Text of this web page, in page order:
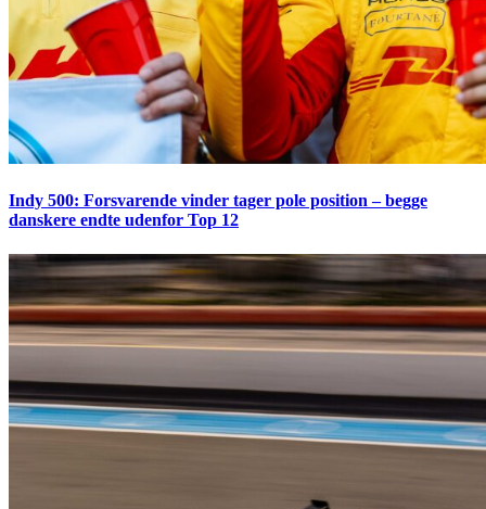
Indy 500: Forsvarende vinder tager pole position – begge
danskere endte udenfor Top 12